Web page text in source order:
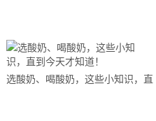
选酸奶、喝酸奶，这些小知识，直